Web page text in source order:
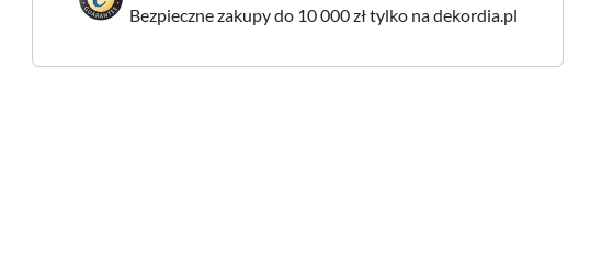
Bezpieczne zakupy do 10 000 zł tylko na dekordia.pl